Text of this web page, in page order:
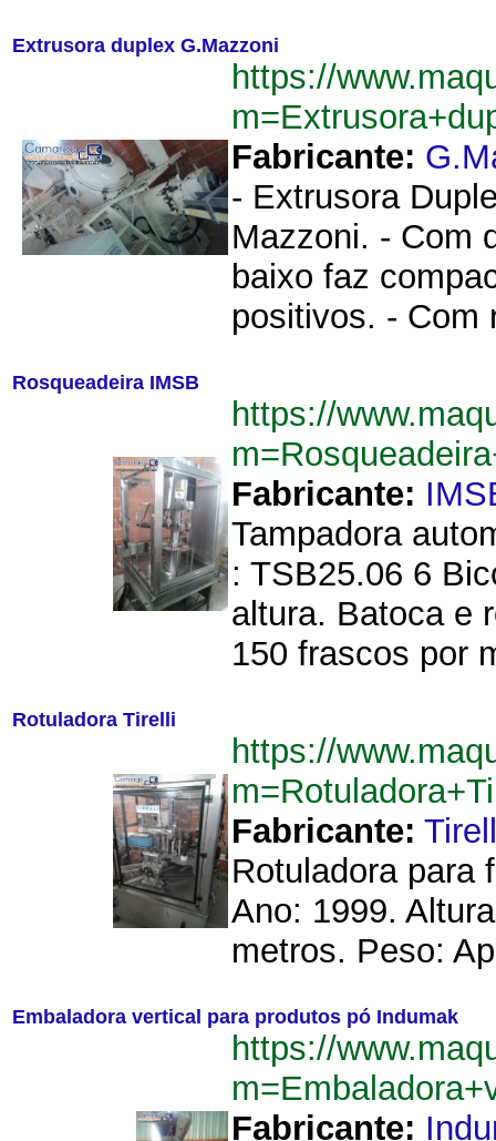
Extrusora duplex G.Mazzoni
https://
Fabricante:
- Extrusora
Mazzoni. - Com
baixo faz
positivos. - Com
Rosqueadeira IMSB
https://
Fabricante:
Tampadora
: TSB25.06 6
altura. Batoca e
150 frascos por
Rotuladora Tirelli
https://
Fabricante:
Rotuladora para
Ano: 1999.
metros. Peso:
Embaladora vertical para produtos pó Indumak
https://
Fabricante: